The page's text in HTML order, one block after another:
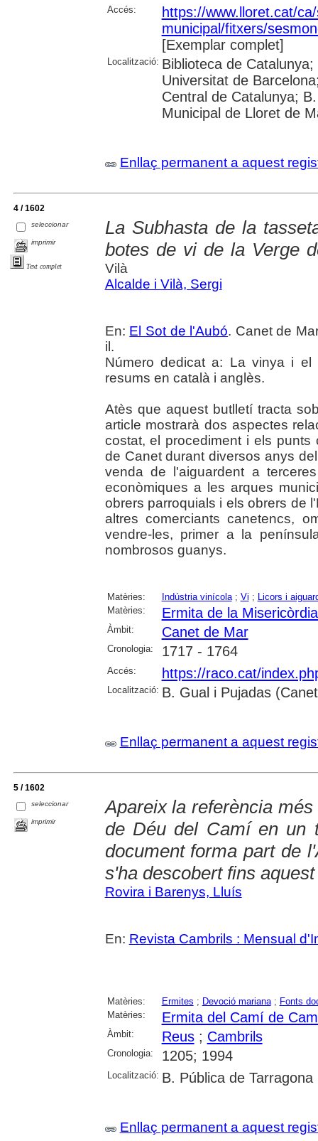
Accés:
https://www.lloret.cat/
municipal/fitxers/
[Exemplar complet]
Localització: Biblioteca de
Universitat de
Central de Catalunya;
Municipal de Lloret de
Enllaç permanent a aquest
4 / 1602
seleccionar
imprimir
Text complet
La Subhasta de la
botes de vi de la Verge
Vilà
Alcalde i Vilà, Sergi
En: El Sot de l'Aubó. Canet de
il.
Número dedicat a: La vinya i
resums en català i anglès.
Atès que aquest butlletí tracta
article mostrarà dos aspectes
costat, el procediment i els
de Canet durant diversos anys
venda de l'aiguardent a
econòmiques a les arques
obrers parroquials i els obrers de
altres comerciants canetencs,
vendre-les, primer a la
nombrosos guanys.
Matèries: Indústria vinícola; Vi ; Licors i
Matèries:
Ermita de la
Àmbit: Canet de Mar
Cronologia: 1717 - 1764
Accés: https://raco.cat/
Localització: B. Gual i Pujadas
Enllaç permanent a aquest
5 / 1602
seleccionar
imprimir
Apareix la referència
de Déu del Camí en un
document forma part de
s'ha descobert fins
Rovira i Barenys, Lluís
En: Revista Cambrils : Mensual
Matèries: Ermites ; Devoció mariana; Fonts
Matèries:
Ermita del Camí de
Àmbit: Reus; Cambrils
Cronologia: 1205; 1994
Localització: B. Pública de Tarragona
Enllaç permanent a aquest